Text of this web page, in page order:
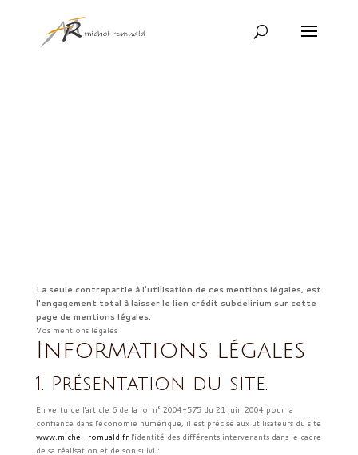
La seule contrepartie à l'utilisation de ces mentions légales, est
l'engagement total à laisser le lien crédit subdelirium sur cette
page de mentions légales.
Vos mentions légales :
Informations légales
1. Présentation du site.
En vertu de l'article 6 de la loi n° 2004-575 du 21 juin 2004 pour la
confiance dans l'économie numérique, il est précisé aux utilisateurs du site
www.michel-romuald.frl'identité des différents intervenants dans le cadre
de sa réalisation et de son suivi :